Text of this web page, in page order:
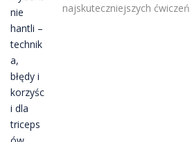
najskuteczniejszych